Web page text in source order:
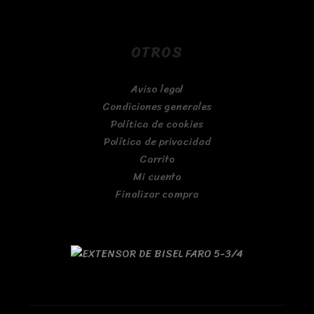
OTROS
Aviso legal
Condiciones generales
Política de cookies
Política de privacidad
Carrito
Mi cuenta
Finalizar compra